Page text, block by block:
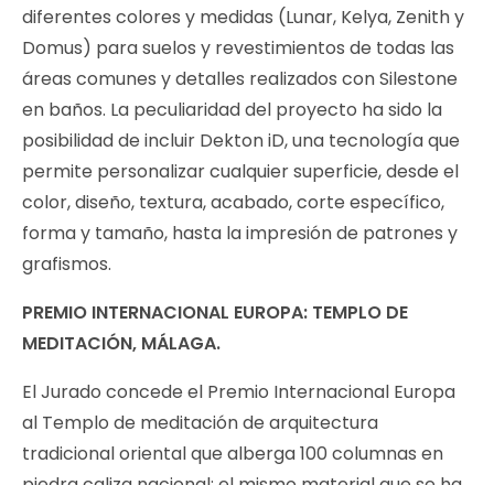
diferentes colores y medidas (Lunar, Kelya, Zenith y
Domus) para suelos y revestimientos de todas las
áreas comunes y detalles realizados con Silestone
en baños. La peculiaridad del proyecto ha sido la
posibilidad de incluir Dekton iD, una tecnología que
permite personalizar cualquier superficie, desde el
color, diseño, textura, acabado, corte específico,
forma y tamaño, hasta la impresión de patrones y
grafismos.
PREMIO INTERNACIONAL EUROPA: TEMPLO DE
MEDITACIÓN, MÁLAGA.
El Jurado concede el Premio Internacional Europa
al Templo de meditación de arquitectura
tradicional oriental que alberga 100 columnas en